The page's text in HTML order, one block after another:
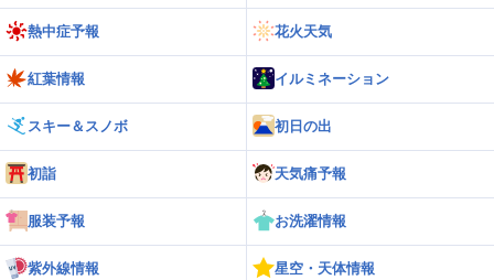
熱中症予報 花火天気
紅葉情報 イルミネーション
スキー＆スノボ 初日の出
初詣 天気痛予報
服装予報 お洗濯情報
紫外線情報 星空・天体情報